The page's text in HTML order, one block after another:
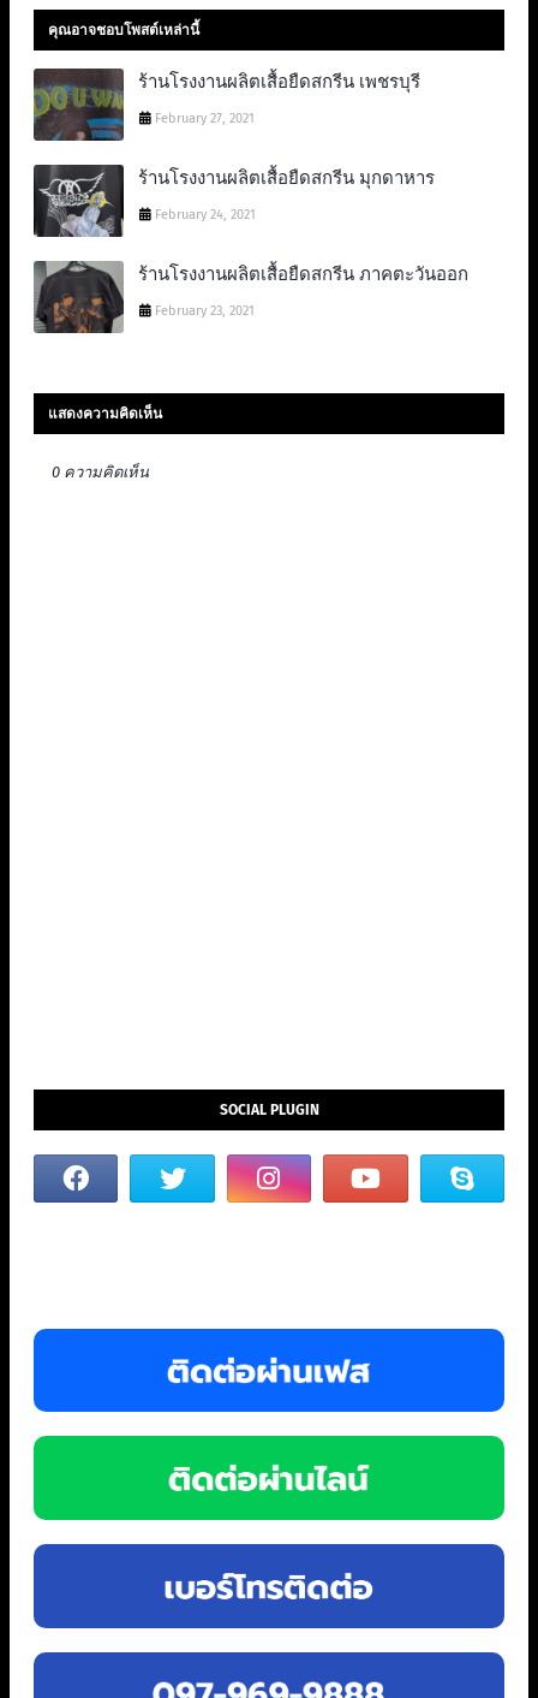
คุณอาจชอบโพสต์เหล่านี้
ร้านโรงงานผลิตเสื้อยืดสกรีน เพชรบุรี
February 27, 2021
ร้านโรงงานผลิตเสื้อยืดสกรีน มุกดาหาร
February 24, 2021
ร้านโรงงานผลิตเสื้อยืดสกรีน ภาคตะวันออก
February 23, 2021
แสดงความคิดเห็น
0 ความคิดเห็น
SOCIAL PLUGIN